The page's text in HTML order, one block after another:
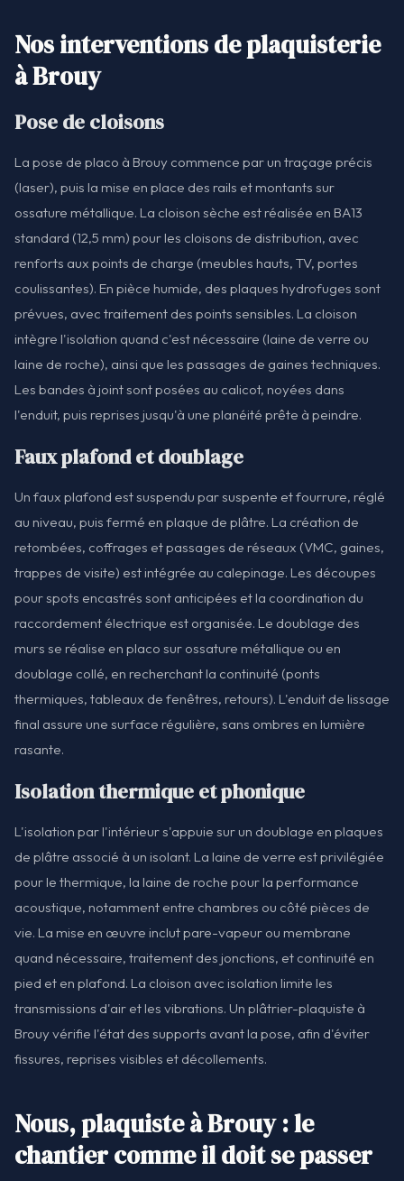
Nos interventions de plaquisterie
à Brouy
Pose de cloisons
La pose de placo à Brouy commence par un traçage précis
(laser), puis la mise en place des rails et montants sur
ossature métallique. La cloison sèche est réalisée en BA13
standard (12,5 mm) pour les cloisons de distribution, avec
renforts aux points de charge (meubles hauts, TV, portes
coulissantes). En pièce humide, des plaques hydrofuges sont
prévues, avec traitement des points sensibles. La cloison
intègre l'isolation quand c'est nécessaire (laine de verre ou
laine de roche), ainsi que les passages de gaines techniques.
Les bandes à joint sont posées au calicot, noyées dans
l'enduit, puis reprises jusqu'à une planéité prête à peindre.
Faux plafond et doublage
Un faux plafond est suspendu par suspente et fourrure, réglé
au niveau, puis fermé en plaque de plâtre. La création de
retombées, coffrages et passages de réseaux (VMC, gaines,
trappes de visite) est intégrée au calepinage. Les découpes
pour spots encastrés sont anticipées et la coordination du
raccordement électrique est organisée. Le doublage des
murs se réalise en placo sur ossature métallique ou en
doublage collé, en recherchant la continuité (ponts
thermiques, tableaux de fenêtres, retours). L'enduit de lissage
final assure une surface régulière, sans ombres en lumière
rasante.
Isolation thermique et phonique
L'isolation par l'intérieur s'appuie sur un doublage en plaques
de plâtre associé à un isolant. La laine de verre est privilégiée
pour le thermique, la laine de roche pour la performance
acoustique, notamment entre chambres ou côté pièces de
vie. La mise en œuvre inclut pare-vapeur ou membrane
quand nécessaire, traitement des jonctions, et continuité en
pied et en plafond. La cloison avec isolation limite les
transmissions d'air et les vibrations. Un plâtrier-plaquiste à
Brouy vérifie l'état des supports avant la pose, afin d'éviter
fissures, reprises visibles et décollements.
Nous, plaquiste à Brouy : le
chantier comme il doit se passer